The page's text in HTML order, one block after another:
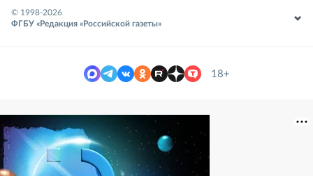
© 1998-2026
ФГБУ «Редакция «Российской газеты»
18+